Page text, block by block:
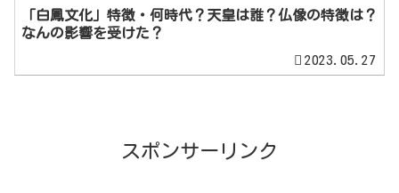
「白鳳文化」特徴・何時代？天皇は誰？仏像の特徴は？
なんの影響を受けた？
2023.05.27
スポンサーリンク